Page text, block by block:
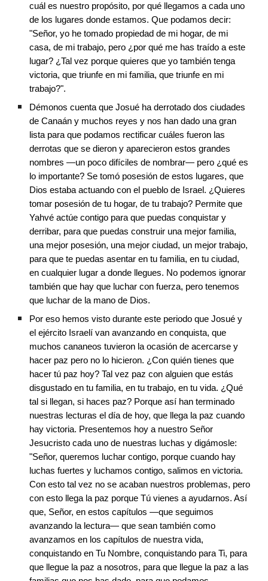
cuál es nuestro propósito, por qué llegamos a cada uno
de los lugares donde estamos. Que podamos decir:
"Señor, yo he tomado propiedad de mi hogar, de mi
casa, de mi trabajo, pero ¿por qué me has traído a este
lugar? ¿Tal vez porque quieres que yo también tenga
victoria, que triunfe en mi familia, que triunfe en mi
trabajo?".
Démonos cuenta que Josué ha derrotado dos ciudades
de Canaán y muchos reyes y nos han dado una gran
lista para que podamos rectificar cuáles fueron las
derrotas que se dieron y aparecieron estos grandes
nombres —un poco difíciles de nombrar— pero ¿qué es
lo importante? Se tomó posesión de estos lugares, que
Dios estaba actuando con el pueblo de Israel. ¿Quieres
tomar posesión de tu hogar, de tu trabajo? Permite que
Yahvé actúe contigo para que puedas conquistar y
derribar, para que puedas construir una mejor familia,
una mejor posesión, una mejor ciudad, un mejor trabajo,
para que te puedas asentar en tu familia, en tu ciudad,
en cualquier lugar a donde llegues. No podemos ignorar
también que hay que luchar con fuerza, pero tenemos
que luchar de la mano de Dios.
Por eso hemos visto durante este periodo que Josué y
el ejército Israelí van avanzando en conquista, que
muchos cananeos tuvieron la ocasión de acercarse y
hacer paz pero no lo hicieron. ¿Con quién tienes que
hacer tú paz hoy? Tal vez paz con alguien que estás
disgustado en tu familia, en tu trabajo, en tu vida. ¿Qué
tal si llegan, si haces paz? Porque así han terminado
nuestras lecturas el día de hoy, que llega la paz cuando
hay victoria. Presentemos hoy a nuestro Señor
Jesucristo cada uno de nuestras luchas y digámosle:
"Señor, queremos luchar contigo, porque cuando hay
luchas fuertes y luchamos contigo, salimos en victoria.
Con esto tal vez no se acaban nuestros problemas, pero
con esto llega la paz porque Tú vienes a ayudarnos. Así
que, Señor, en estos capítulos —que seguimos
avanzando la lectura— que sean también como
avanzamos en los capítulos de nuestra vida,
conquistando en Tu Nombre, conquistando para Ti, para
que llegue la paz a nosotros, para que llegue la paz a las